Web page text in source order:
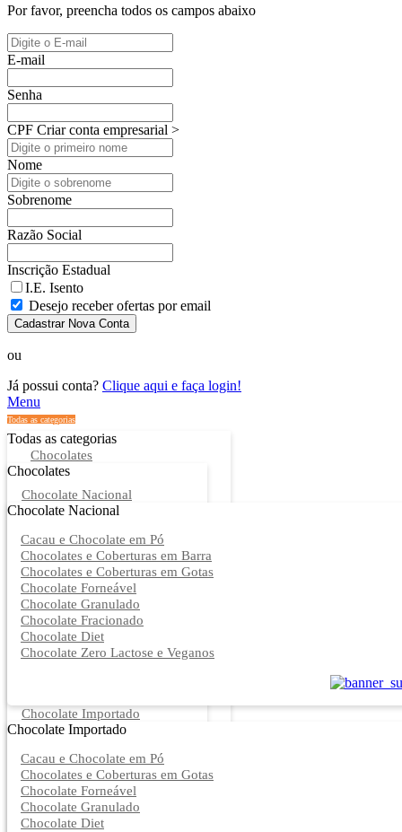
Por favor, preencha todos os campos abaixo
E-mail
Senha
CPF Criar conta empresarial >
Nome
Sobrenome
Razão Social
Inscrição Estadual
I.E. Isento
Desejo receber ofertas por email
Cadastrar Nova Conta
ou
Já possui conta? Clique aqui e faça login!
Menu
Todas as categorias
Todas as categorias
Chocolates
Chocolates
Chocolate Nacional
Chocolate Nacional
Cacau e Chocolate em Pó
Chocolates e Coberturas em Barra
Chocolates e Coberturas em Gotas
Chocolate Forneável
Chocolate Granulado
Chocolate Fracionado
Chocolate Diet
Chocolate Zero Lactose e Veganos
Chocolate Importado
Chocolate Importado
Cacau e Chocolate em Pó
Chocolates e Coberturas em Gotas
Chocolate Forneável
Chocolate Granulado
Chocolate Diet